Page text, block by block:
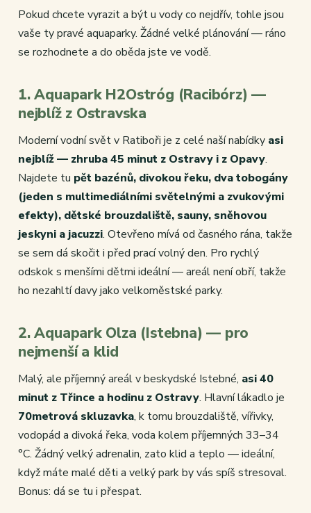
Pokud chcete vyrazit a být u vody co nejdřív, tohle jsou
vaše ty pravé aquaparky. Žádné velké plánování — ráno
se rozhodnete a do oběda jste ve vodě.
1. Aquapark H2Ostróg (Racibórz) —
nejblíž z Ostravska
Moderní vodní svět v Ratiboři je z celé naší nabídky asi
nejblíž — zhruba 45 minut z Ostravy i z Opavy.
Najdete tu pět bazénů, divokou řeku, dva tobogány
(jeden s multimediálními světelnými a zvukovými
efekty), dětské brouzdaliště, sauny, sněhovou
jeskyni a jacuzzi. Otevřeno mívá od časného rána, takže
se sem dá skočit i před prací volný den. Pro rychlý
odskok s menšími dětmi ideální — areál není obří, takže
ho nezahltí davy jako velkoměstské parky.
2. Aquapark Olza (Istebna) — pro
nejmenší a klid
Malý, ale příjemný areál v beskydské Istebné, asi 40
minut z Třince a hodinu z Ostravy. Hlavní lákadlo je
70metrová skluzavka, k tomu brouzdaliště, vířivky,
vodopád a divoká řeka, voda kolem příjemných 33–34
°C. Žádný velký adrenalin, zato klid a teplo — ideální,
když máte malé děti a velký park by vás spíš stresoval.
Bonus: dá se tu i přespat.